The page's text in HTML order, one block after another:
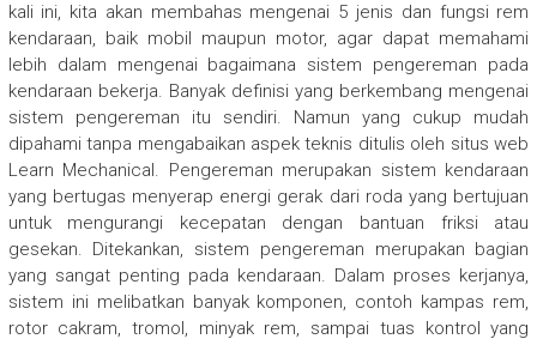
kali ini, kita akan membahas mengenai 5 jenis dan fungsi rem
kendaraan, baik mobil maupun motor, agar dapat memahami
lebih dalam mengenai bagaimana sistem pengereman pada
kendaraan bekerja. Banyak definisi yang berkembang mengenai
sistem pengereman itu sendiri. Namun yang cukup mudah
dipahami tanpa mengabaikan aspek teknis ditulis oleh situs web
Learn Mechanical. Pengereman merupakan sistem kendaraan
yang bertugas menyerap energi gerak dari roda yang bertujuan
untuk mengurangi kecepatan dengan bantuan friksi atau
gesekan. Ditekankan, sistem pengereman merupakan bagian
yang sangat penting pada kendaraan. Dalam proses kerjanya,
sistem ini melibatkan banyak komponen, contoh kampas rem,
rotor cakram, tromol, minyak rem, sampai tuas kontrol yang